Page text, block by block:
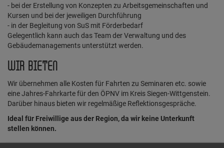
- bei der Erstellung von Konzepten zu Arbeitsgemeinschaften und
Kursen und bei der jeweiligen Durchführung
- in der Begleitung von SuS mit Förderbedarf
Gelegentlich kann auch das Team der Verwaltung und des
Gebäudemanagements unterstützt werden.
WIR BIETEN
Wir übernehmen alle Kosten für Fahrten zu Seminaren etc. sowie
eine Jahres-Fahrkarte für den ÖPNV im Kreis Siegen-Wittgenstein.
Darüber hinaus bieten wir regelmäßige Reflektionsgespräche.
Ideal für Freiwillige aus der Region, da wir keine Unterkunft
stellen können.